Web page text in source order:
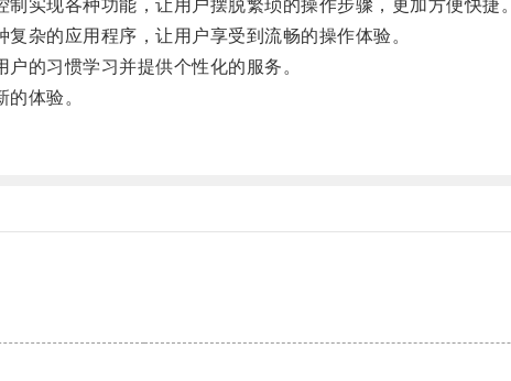
现各种功能，让用户摆脱繁琐的操作步骤，更加方便快捷。
的应用程序，让用户享受到流畅的操作体验。
的习惯学习并提供个性化的服务。
体验。